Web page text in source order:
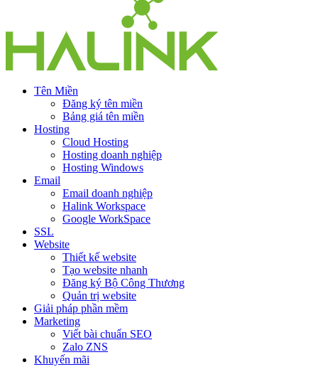
Tên Miền
Đăng ký tên miền
Bảng giá tên miền
Hosting
Cloud Hosting
Hosting doanh nghiệp
Hosting Windows
Email
Email doanh nghiệp
Halink Workspace
Google WorkSpace
SSL
Website
Thiết kế website
Tạo website nhanh
Đăng ký Bộ Công Thương
Quản trị website
Giải pháp phần mềm
Marketing
Viết bài chuẩn SEO
Zalo ZNS
Khuyến mãi